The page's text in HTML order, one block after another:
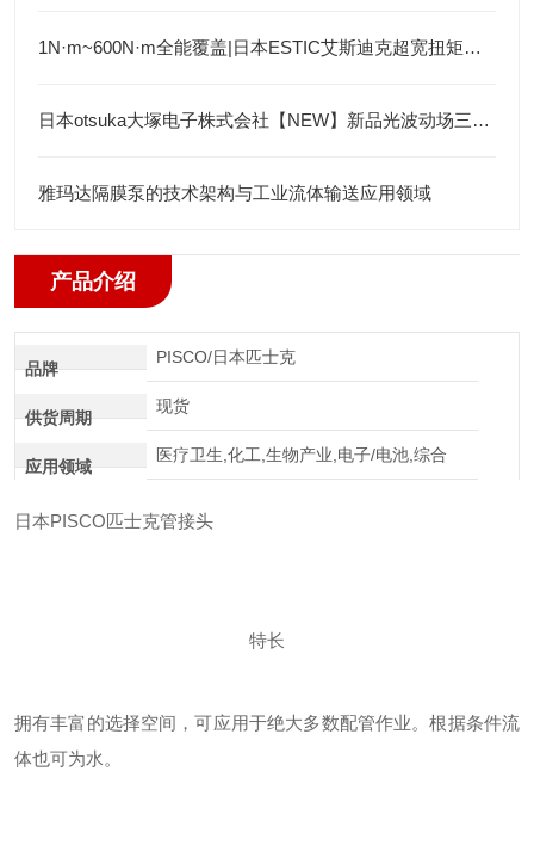
1N·m~600N·m全能覆盖|日本ESTIC艾斯迪克超宽扭矩弯头枪
日本otsuka大塚电子株式会社【NEW】新品光波动场三次元显微镜MINUK
雅玛达隔膜泵的技术架构与工业流体输送应用领域
产品介绍
品牌
PISCO/日本匹士克
供货周期
现货
应用领域
医疗卫生,化工,生物产业,电子/电池,综合
日本PISCO匹士克管接头
特长
拥有丰富的选择空间，可应用于绝大多数配管作业。根据条件流
体也可为水。